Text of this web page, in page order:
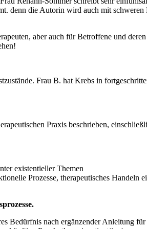
denn die Autorin wird auch mit schweren
aber auch für Betroffene und
Frau B. hat Krebs in
Praxis beschrieben,
existentieller Themen
Prozesse, therapeutisches Handeln
Bedürfnis nach ergänzender Anleitung